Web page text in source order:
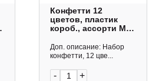
Конфетти 12
цветов, пластик
короб., ассорти M-
Доп. описание: Набор
конфетти, 12 цве...
- +